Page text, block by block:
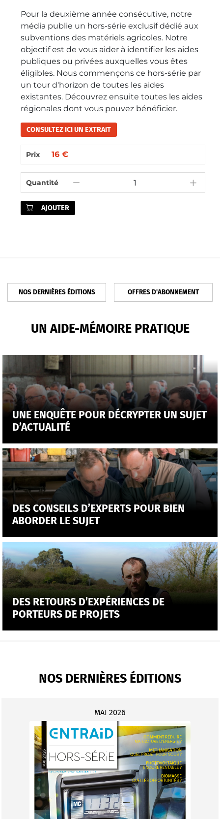
Pour la deuxième année consécutive, notre
média publie un hors-série exclusif dédié aux
subventions des matériels agricoles. Notre
objectif est de vous aider à identifier les aides
publiques ou privées auxquelles vous êtes
éligibles. Nous commençons ce hors-série par
un tour d'horizon de toutes les aides
existantes. Découvrez ensuite toutes les aides
régionales dont vous pouvez bénéficier.
CONSULTEZ ICI UN EXTRAIT
Prix 16 €
Quantité
AJOUTER
NOS DERNIÈRES ÉDITIONS OFFRES D'ABONNEMENT
UN AIDE-MÉMOIRE PRATIQUE
UNE ENQUÊTE POUR DÉCRYPTER UN SUJET
D’ACTUALITÉ
DES CONSEILS D’EXPERTS POUR BIEN
ABORDER LE SUJET
DES RETOURS D’EXPÉRIENCES DE
PORTEURS DE PROJETS
NOS DERNIÈRES ÉDITIONS
MAI 2026